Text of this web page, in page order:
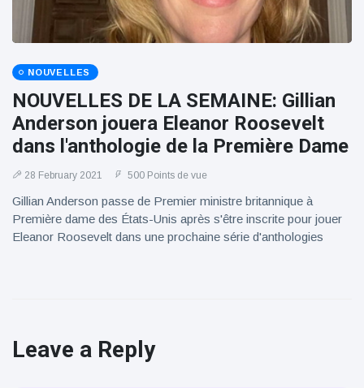
NOUVELLES
NOUVELLES DE LA SEMAINE: Gillian
Anderson jouera Eleanor Roosevelt
dans l'anthologie de la Première Dame
28 February 2021 500 Points de vue
Gillian Anderson passe de Premier ministre britannique à
Première dame des États-Unis après s'être inscrite pour jouer
Eleanor Roosevelt dans une prochaine série d'anthologies
Leave a Reply